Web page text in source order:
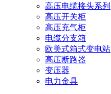
高压电缆接头系列
高压开关柜
高压充气柜
电缆分支箱
欧美式箱式变电站
高压断路器
变压器
电力金具